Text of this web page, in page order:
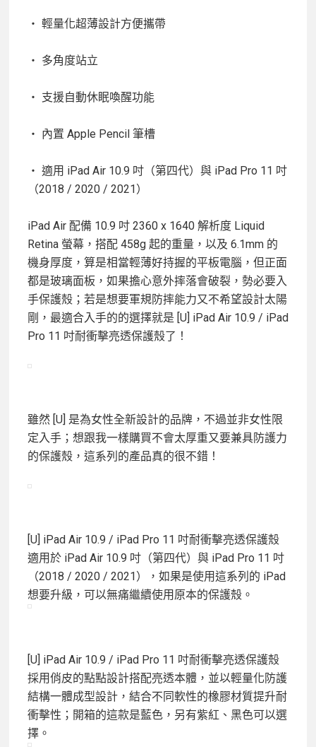
・ 輕量化超薄設計方便攜帶
・ 多角度站立
・ 支援自動休眠喚醒功能
・ 內置 Apple Pencil 筆槽
・ 適用 iPad Air 10.9 吋（第四代）與 iPad Pro 11 吋
（2018 / 2020 / 2021）
iPad Air 配備 10.9 吋 2360 x 1640 解析度 Liquid
Retina 螢幕，搭配 458g 起的重量，以及 6.1mm 的
機身厚度，算是相當輕薄好持握的平板電腦，但正面
都是玻璃面板，如果擔心意外摔落會破裂，勢必要入
手保護殼；若是想要軍規防摔能力又不希望設計太陽
剛，最適合入手的的選擇就是 [U] iPad Air 10.9 / iPad
Pro 11 吋耐衝擊亮透保護殼了！
雖然 [U] 是為女性全新設計的品牌，不過並非女性限
定入手；想跟我一樣購買不會太厚重又要兼具防護力
的保護殼，這系列的產品真的很不錯！
[U] iPad Air 10.9 / iPad Pro 11 吋耐衝擊亮透保護殼
適用於 iPad Air 10.9 吋（第四代）與 iPad Pro 11 吋
（2018 / 2020 / 2021），如果是使用這系列的 iPad
想要升級，可以無痛繼續使用原本的保護殼。
[U] iPad Air 10.9 / iPad Pro 11 吋耐衝擊亮透保護殼
採用俏皮的點點設計搭配亮透本體，並以輕量化防護
結構一體成型設計，結合不同軟性的橡膠材質提升耐
衝擊性；開箱的這款是藍色，另有紫紅、黑色可以選
擇。